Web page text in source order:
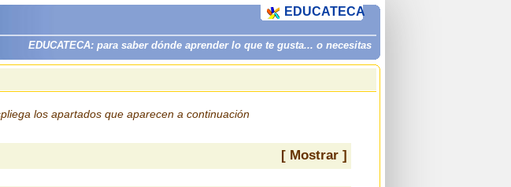
EDUCATECA: para saber dónde aprender lo que te gusta... o necesitas
EDUCATECA
los apartados que aparecen a continuación
[ Mostrar ]